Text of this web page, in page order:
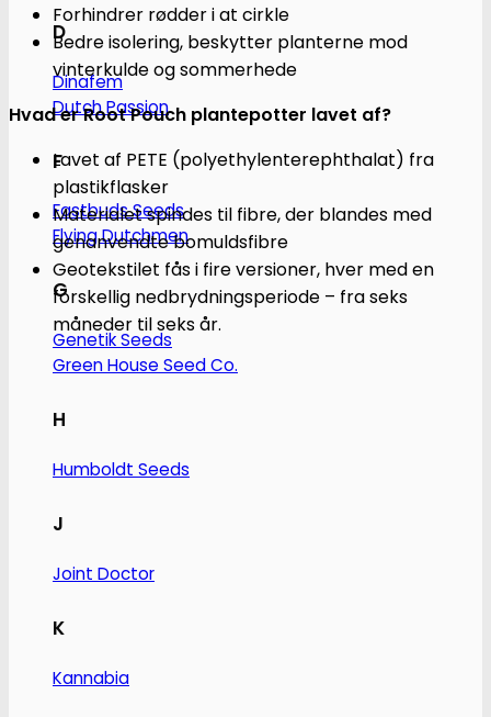
D
Dinafem
Dutch Passion
F
Fastbuds Seeds
Flying Dutchmen
G
Genetik Seeds
Green House Seed Co.
H
Humboldt Seeds
J
Joint Doctor
K
Kannabia
Forhindrer rødder i at cirkle
Bedre isolering, beskytter planterne mod
vinterkulde og sommerhede
Hvad er Root Pouch plantepotter lavet af?
Lavet af PETE (polyethylenterephthalat) fra
plastikflasker
Materialet spindes til fibre, der blandes med
genanvendte bomuldsfibre
Geotekstilet fås i fire versioner, hver med en
forskellig nedbrydningsperiode – fra seks
måneder til seks år.